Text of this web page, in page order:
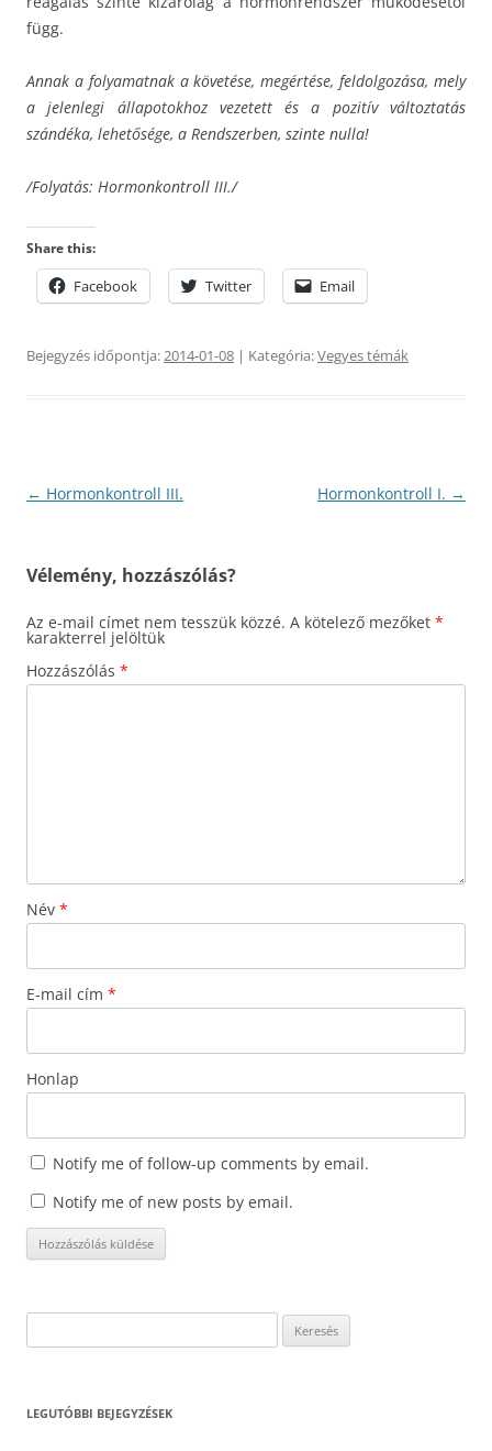
függ.
Annak a folyamatnak a követése, megértése, feldolgozása, mely
a jelenlegi állapotokhoz vezetett és a pozitív változtatás
szándéka, lehetősége, a Rendszerben, szinte nulla!
/Folyatás: Hormonkontroll III./
Share this:
Facebook Twitter Email
Bejegyzés időpontja:2014-01-08 | Kategória:Vegyes témák
Bejegyzés
← Hormonkontroll III. Hormonkontroll I. →
Vélemény, hozzászólás?
Az e-mail címet nem tesszük közzé. A kötelező mezőket *
karakterrel jelöltük
Hozzászólás *
Név *
E-mail cím *
Honlap
Notify me of follow-up comments by email.
Notify me of new posts by email.
LEGUTÓBBI BEJEGYZÉSEK